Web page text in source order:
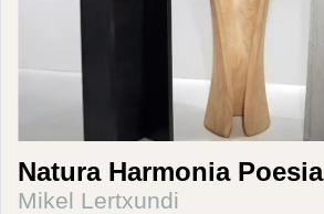
Natura Harmonia Poesia
Mikel Lertxundi